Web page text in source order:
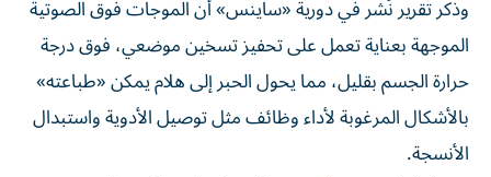
وذكر تقرير نُشر في دورية «ساينس» أن الموجات فوق الصوتية
الموجهة بعناية تعمل على تحفيز تسخين موضعي، فوق درجة
حرارة الجسم بقليل، مما يحول الحبر إلى هلام يمكن «طباعته»
بالأشكال المرغوبة لأداء وظائف مثل توصيل الأدوية واستبدال
الأنسجة.